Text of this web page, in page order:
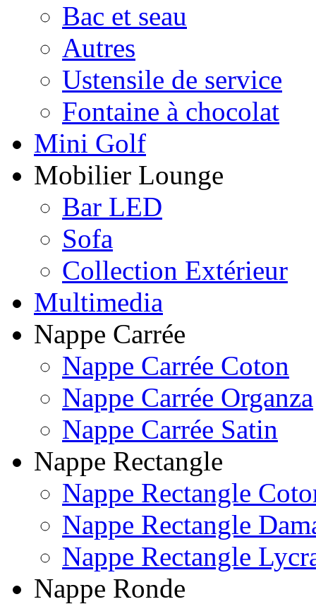
Bac et seau
Autres
Ustensile de service
Fontaine à chocolat
Mini Golf
Mobilier Lounge
Bar LED
Sofa
Collection Extérieur
Multimedia
Nappe Carrée
Nappe Carrée Coton
Nappe Carrée Organza
Nappe Carrée Satin
Nappe Rectangle
Nappe Rectangle
Nappe Rectangle
Nappe Rectangle
Nappe Ronde